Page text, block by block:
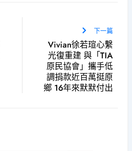
下一篇
Vivian徐若瑄心繫
光復重建 與「TIA
原民協會」攜手低
調捐款近百萬挺原
鄉 16年來默默付出